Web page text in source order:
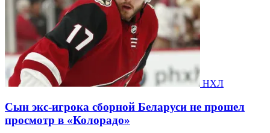
НХЛ
Сын экс-игрока сборной Беларуси не прошел
просмотр в «Колорадо»